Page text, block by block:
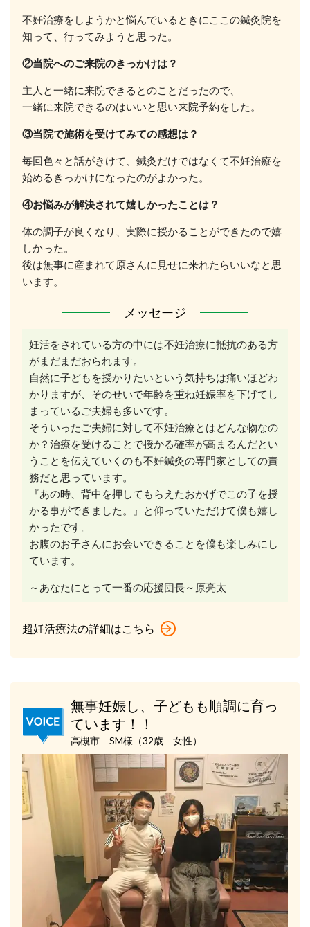
不妊治療をしようかと悩んでいるときにここの鍼灸院を
知って、行ってみようと思った。
②当院へのご来院のきっかけは？
主人と一緒に来院できるとのことだったので、
一緒に来院できるのはいいと思い来院予約をした。
③当院で施術を受けてみての感想は？
毎回色々と話がきけて、鍼灸だけではなくて不妊治療を
始めるきっかけになったのがよかった。
④お悩みが解決されて嬉しかったことは？
体の調子が良くなり、実際に授かることができたので嬉
しかった。
後は無事に産まれて原さんに見せに来れたらいいなと思
います。
メッセージ
妊活をされている方の中には不妊治療に抵抗のある方
がまだまだおられます。
自然に子どもを授かりたいという気持ちは痛いほどわ
かりますが、そのせいで年齢を重ね妊娠率を下げてし
まっているご夫婦も多いです。
そういったご夫婦に対して不妊治療とはどんな物なの
か？治療を受けることで授かる確率が高まるんだとい
うことを伝えていくのも不妊鍼灸の専門家としての責
務だと思っています。
『あの時、背中を押してもらえたおかげでこの子を授
かる事ができました。』と仰っていただけて僕も嬉し
かったです。
お腹のお子さんにお会いできることを僕も楽しみにし
ています。
～あなたにとって一番の応援団長～原亮太
超妊活療法の詳細はこちら
無事妊娠し、子どもも順調に育っ
ています！！
高槻市 SM様（32歳 女性）